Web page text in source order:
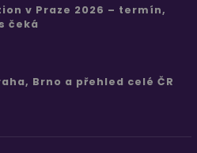
v Praze 2026 – termín,
čeká
Brno a přehled celé ČR